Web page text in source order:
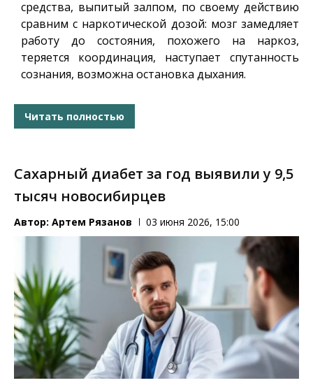
средства, выпитый залпом, по своему действию
сравним с наркотической дозой: мозг замедляет
работу до состояния, похожего на наркоз,
теряется координация, наступает спутанность
сознания, возможна остановка дыхания.
Читать полностью
Сахарный диабет за год выявили у 9,5
тысяч новосибирцев
Автор: Артем Рязанов 03 июня 2026, 15:00